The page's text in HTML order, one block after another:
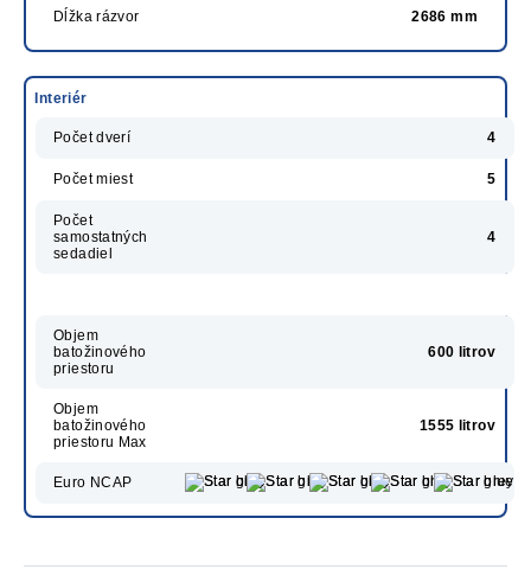
Dĺžka rázvor 2686 mm
Interiér
Počet dverí 4
Počet miest 5
Počet
samostatných
sedadiel
4
Objem
batožinového
priestoru
600 litrov
Objem
batožinového
priestoru Max
1555 litrov
Euro NCAP